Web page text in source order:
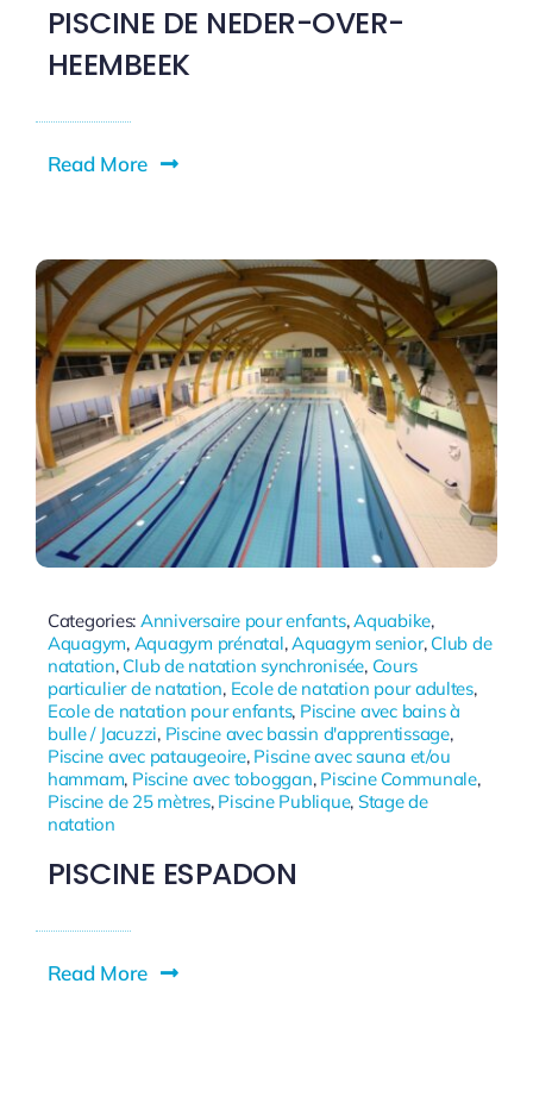
PISCINE DE NEDER-OVER-
HEEMBEEK
Read More
Categories: Anniversaire pour enfants,Aquabike,
Aquagym, Aquagym prénatal,Aquagym senior, Club de
natation, Club de natation synchronisée, Cours
particulier de natation, Ecole de natation pour adultes,
Ecole de natation pour enfants, Piscine avec bains à
bulle / Jacuzzi, Piscine avec bassin d'apprentissage,
Piscine avec pataugeoire, Piscine avec sauna et/ou
hammam, Piscine avec toboggan, Piscine Communale,
Piscine de 25 mètres, Piscine Publique, Stage de
natation
PISCINE ESPADON
Read More